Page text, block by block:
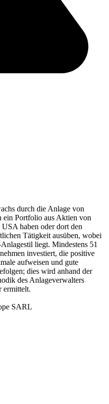
durch die Anlage von
ein Portfolio aus Aktien von
haben oder dort den
Tätigkeit ausüben, wobei
liegt. Mindestens 51
investiert, die positive
aufweisen und gute
dies wird anhand der
des Anlageverwalters
ermittelt.
SARL